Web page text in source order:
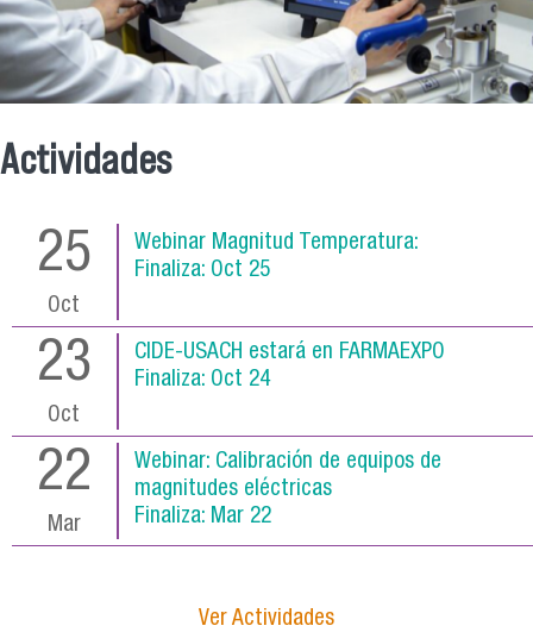
Actividades
25
Oct
Webinar Magnitud Temperatura:
Finaliza: Oct 25
23
Oct
CIDE-USACH estará en FARMAEXPO
Finaliza: Oct 24
22
Mar
Webinar: Calibración de equipos de
magnitudes eléctricas
Finaliza: Mar 22
Ver Actividades